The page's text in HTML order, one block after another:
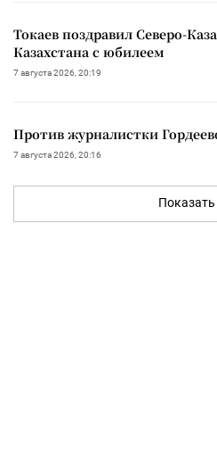
Токаев поздравил Северо-
Казахстана с юбилеем
7 августа 2026, 20:19
Против журналистки
7 августа 2026, 20:16